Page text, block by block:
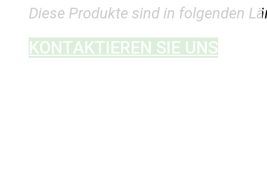
Diese Produkte sind in folgenden
KONTAKTIEREN SIE UNS